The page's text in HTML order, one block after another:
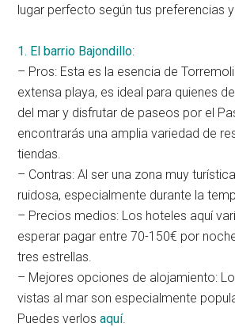
lugar perfecto según tus preferencias
1. El barrio Bajondillo:
– Pros: Esta es la esencia de
extensa playa, es ideal para quienes
del mar y disfrutar de paseos por el
encontrarás una amplia variedad de
tiendas.
– Contras: Al ser una zona muy
ruidosa, especialmente durante la
– Precios medios: Los hoteles aquí
esperar pagar entre 70-150€ por
tres estrellas.
– Mejores opciones de alojamiento:
vistas al mar son especialmente
Puedes verlosaquí.